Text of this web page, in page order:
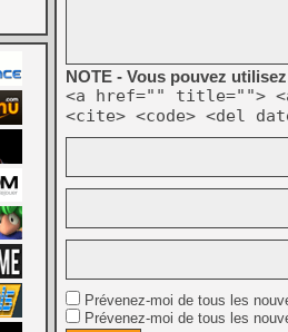
NOTE - Vous pouvez
<a href="" title="">
<cite> <code> <del
Prévenez-moi de tous les
Prévenez-moi de tous les